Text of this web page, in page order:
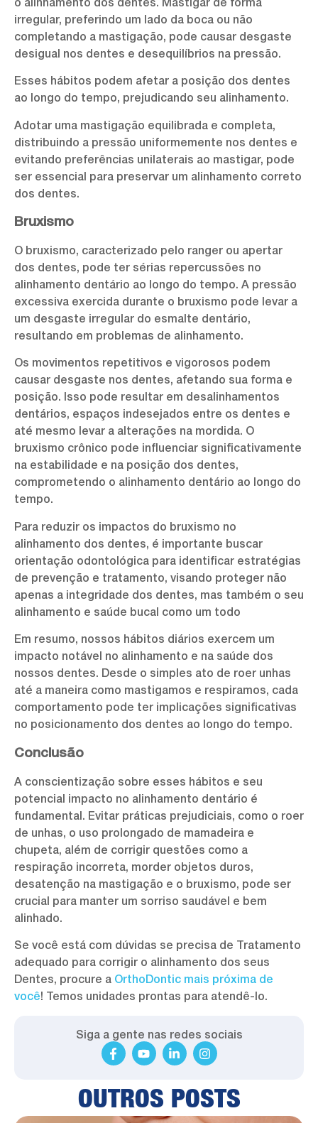
o alinhamento dos dentes. Mastigar de forma
irregular, preferindo um lado da boca ou não
completando a mastigação, pode causar desgaste
desigual nos dentes e desequilíbrios na pressão.
Esses hábitos podem afetar a posição dos dentes
ao longo do tempo, prejudicando seu alinhamento.
Adotar uma mastigação equilibrada e completa,
distribuindo a pressão uniformemente nos dentes e
evitando preferências unilaterais ao mastigar, pode
ser essencial para preservar um alinhamento correto
dos dentes.
Bruxismo
O bruxismo, caracterizado pelo ranger ou apertar
dos dentes, pode ter sérias repercussões no
alinhamento dentário ao longo do tempo. A pressão
excessiva exercida durante o bruxismo pode levar a
um desgaste irregular do esmalte dentário,
resultando em problemas de alinhamento.
Os movimentos repetitivos e vigorosos podem
causar desgaste nos dentes, afetando sua forma e
posição. Isso pode resultar em desalinhamentos
dentários, espaços indesejados entre os dentes e
até mesmo levar a alterações na mordida. O
bruxismo crônico pode influenciar significativamente
na estabilidade e na posição dos dentes,
comprometendo o alinhamento dentário ao longo do
tempo.
Para reduzir os impactos do bruxismo no
alinhamento dos dentes, é importante buscar
orientação odontológica para identificar estratégias
de prevenção e tratamento, visando proteger não
apenas a integridade dos dentes, mas também o seu
alinhamento e saúde bucal como um todo
Em resumo, nossos hábitos diários exercem um
impacto notável no alinhamento e na saúde dos
nossos dentes. Desde o simples ato de roer unhas
até a maneira como mastigamos e respiramos, cada
comportamento pode ter implicações significativas
no posicionamento dos dentes ao longo do tempo.
Conclusão
A conscientização sobre esses hábitos e seu
potencial impacto no alinhamento dentário é
fundamental. Evitar práticas prejudiciais, como o roer
de unhas, o uso prolongado de mamadeira e
chupeta, além de corrigir questões como a
respiração incorreta, morder objetos duros,
desatenção na mastigação e o bruxismo, pode ser
crucial para manter um sorriso saudável e bem
alinhado.
Se você está com dúvidas se precisa de Tratamento
adequado para corrigir o alinhamento dos seus
Dentes, procure a OrthoDontic mais próxima de
você! Temos unidades prontas para atendê-lo.
Siga a gente nas redes sociais
OUTROS POSTS